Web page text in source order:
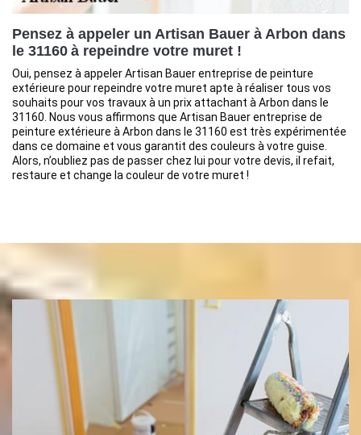
Pensez à appeler un Artisan Bauer à Arbon dans
le 31160 à repeindre votre muret !
Oui, pensez à appeler Artisan Bauer entreprise de peinture
extérieure pour repeindre votre muret apte à réaliser tous vos
souhaits pour vos travaux à un prix attachant à Arbon dans le
31160. Nous vous affirmons que Artisan Bauer entreprise de
peinture extérieure à Arbon dans le 31160 est très expérimentée
dans ce domaine et vous garantit des couleurs à votre guise.
Alors, n’oubliez pas de passer chez lui pour votre devis, il refait,
restaure et change la couleur de votre muret !